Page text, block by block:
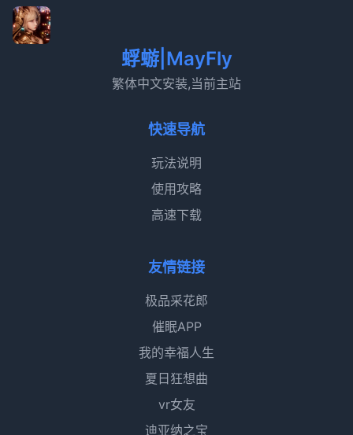
蜉蝣|MayFly
繁体中文安装,当前主站
快速导航
玩法说明
使用攻略
高速下载
友情链接
极品采花郎
催眠APP
我的幸福人生
夏日狂想曲
vr女友
迪亚纳之宝